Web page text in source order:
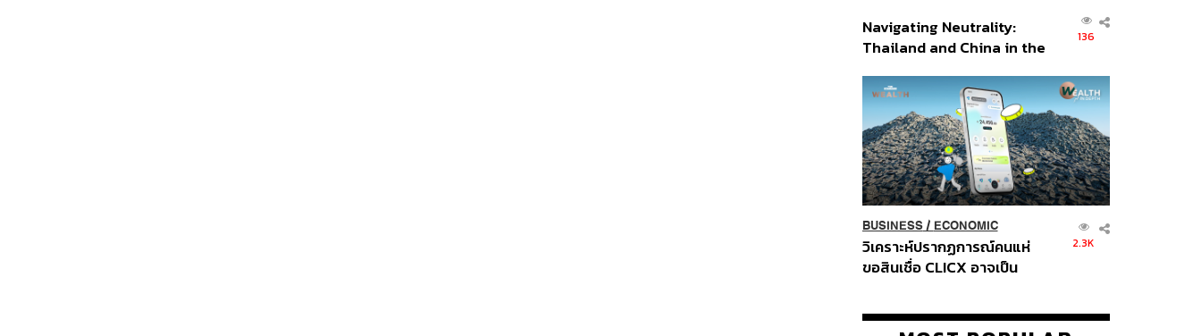
Navigating Neutrality:
Thailand and China in the
Order
136
BUSINESS/ ECONOMIC
วิเคราะห์ปรากฏการณ์คนแห่
ขอสินเชื่อ CLICX อาจเป็น
ปัญหาหนี้ครัวเรือนไทยที่ถูกซุก
2.3K